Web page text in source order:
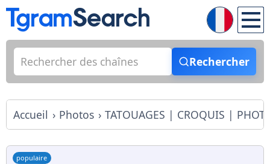
Rechercher
Accueil Photos TATOUAGES | CROQUIS |
populaire